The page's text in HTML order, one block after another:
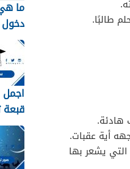
طالبًا.
هادئة.
أية عقبات.
التي يشعر بها
ما
دخول
جسر
2026 / 1448
قبعة